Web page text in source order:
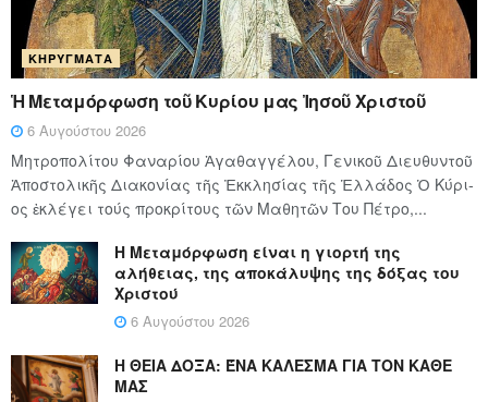
ΚΗΡΎΓΜΑΤΑ
Ἡ Μεταμόρφωση τοῦ Κυρίου μας Ἰησοῦ Χριστοῦ
6 Αυγούστου 2026
Μητροπολίτου Φαναρίου Ἀγαθαγγέλου, Γενικοῦ Διευθυντοῦ
Ἀποστολικῆς Διακονίας τῆς Ἐκκλησίας τῆς Ἑλλάδος Ὁ Κύ­ρι­
ος ἐκλέγει τούς προ­κρί­τους τῶν Μα­θη­τῶν Του Πέ­τρο,...
Η Μεταμόρφωση είναι η γιορτή της
αλήθειας, της αποκάλυψης της δόξας του
Χριστού
6 Αυγούστου 2026
Η ΘΕΙΑ ΔΟΞΑ: ΈΝΑ ΚΑΛΕΣΜΑ ΓΙΑ ΤΟΝ ΚΑΘΕ
ΜΑΣ